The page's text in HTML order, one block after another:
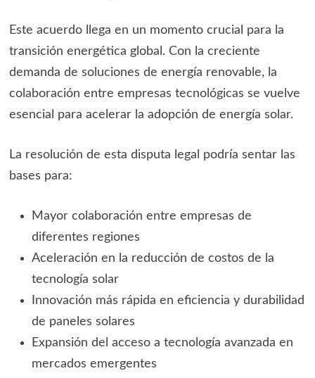
Este acuerdo llega en un momento crucial para la
transición energética global. Con la creciente
demanda de soluciones de energía renovable, la
colaboración entre empresas tecnológicas se vuelve
esencial para acelerar la adopción de energía solar.
La resolución de esta disputa legal podría sentar las
bases para:
Mayor colaboración entre empresas de
diferentes regiones
Aceleración en la reducción de costos de la
tecnología solar
Innovación más rápida en eficiencia y durabilidad
de paneles solares
Expansión del acceso a tecnología avanzada en
mercados emergentes